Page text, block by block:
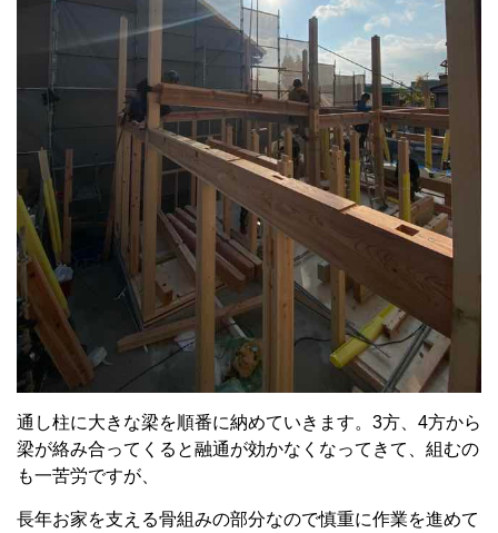
通し柱に大きな梁を順番に納めていきます。3方、4方から
梁が絡み合ってくると融通が効かなくなってきて、組むの
も一苦労ですが、
長年お家を支える骨組みの部分なので慎重に作業を進めて